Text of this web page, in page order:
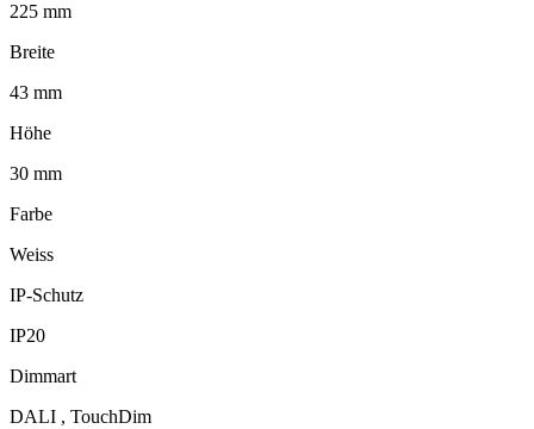
225 mm
Breite
43 mm
Höhe
30 mm
Farbe
Weiss
IP-Schutz
IP20
Dimmart
DALI , TouchDim